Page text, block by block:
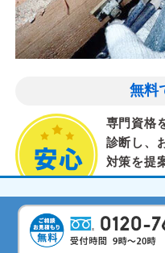
無料
専門資格
診断し、
対策を提
気配り